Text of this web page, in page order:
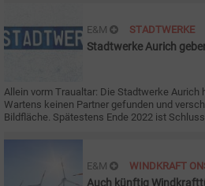
E&M STADTWERKE
Stadtwerke Aurich
Allein vorm Traualtar: Die Stadtwerke Aurich
Wartens keinen Partner gefunden und
Bildfläche. Spätestens Ende 2022 ist
E&M WINDKRAFT
Auch künftig